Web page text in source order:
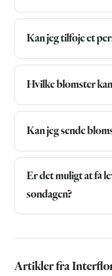
Kan jeg tilføje et
Hvilke blomster
Kan jeg sende
Er det muligt at få
søndagen?
Artikler fra